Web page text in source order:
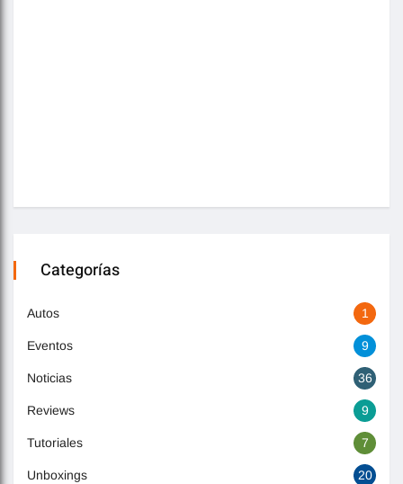
Categorías
Autos 1
Eventos 9
Noticias 36
Reviews 9
Tutoriales 7
Unboxings 20